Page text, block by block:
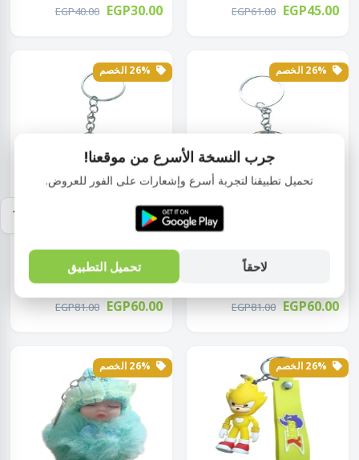
EGP61.00 EGP45.00
EGP40.00 EGP30.00
EGP81.00 EGP60.00
حامل
ميدالية عين زرقاء مدورة 1 قطعة
ألوان م...
EGP81.00 EGP60.00
جرب النسخة الأسرع من موقعنا!
تحميل تطبيقنا لتجربة أسرع وإشعارات على الفور للعروض.
لاحقاً تحميل التطبيق